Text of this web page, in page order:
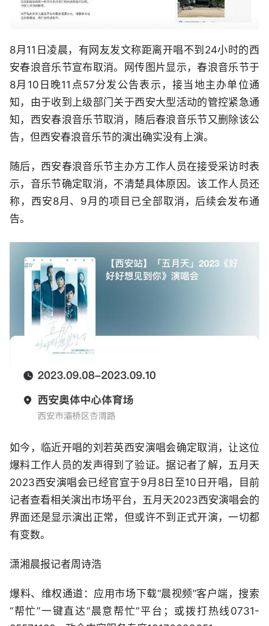
8月11日凌晨，有网友发文称距离开唱不到24小时的西
安春浪音乐节宣布取消。网传图片显示，春浪音乐节于
8月10日晚11点57分发公告表示，接当地主办单位通
知，由于收到上级部门关于西安大型活动的管控紧急通
知，西安春浪音乐节取消，随后春浪音乐节又删除该公
告，但西安春浪音乐节的演出确实没有上演。
随后，西安春浪音乐节主办方工作人员在接受采访时表
示，音乐节确定取消，不清楚具体原因。该工作人员还
称，西安8月、9月的项目已全部取消，后续会发布通
告。
如今，临近开唱的刘若英西安演唱会确定取消，让这位
爆料工作人员的发声得到了验证。据记者了解，五月天
2023西安演唱会已经官宣于9月8日至10日开唱，目前
记者查看相关演出市场平台，五月天2023西安演唱会的
界面还是显示演出正常，但或许不到正式开演，一切都
有变数。
潇湘晨报记者周诗浩
爆料、维权通道：应用市场下载“晨视频”客户端，搜索
“帮忙”一键直达“晨意帮忙”平台；或拨打热线0731-